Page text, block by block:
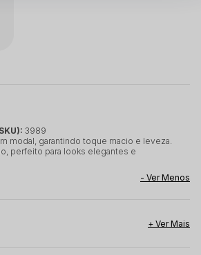
3989
modal, garantindo toque macio e leveza.
perfeito para looks elegantes e